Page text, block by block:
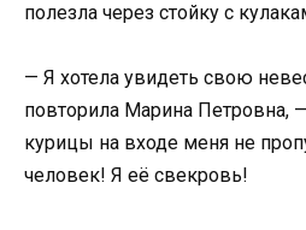
полезла через стойку с
— Я хотела увидеть свою
повторила Марина Петровна,
курицы на входе меня не
человек! Я её свекровь!